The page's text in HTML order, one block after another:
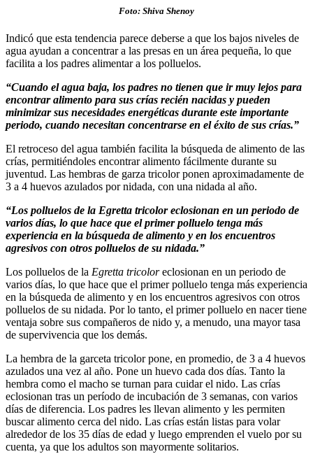
Foto: Shiva Shenoy
Indicó que esta tendencia parece deberse a que los bajos niveles de
agua ayudan a concentrar a las presas en un área pequeña, lo que
facilita a los padres alimentar a los polluelos.
“Cuando el agua baja, los padres no tienen que ir muy lejos para
encontrar alimento para sus crías recién nacidas y pueden
minimizar sus necesidades energéticas durante este importante
periodo, cuando necesitan concentrarse en el éxito de sus crías.”
El retroceso del agua también facilita la búsqueda de alimento de las
crías, permitiéndoles encontrar alimento fácilmente durante su
juventud. Las hembras de garza tricolor ponen aproximadamente de
3 a 4 huevos azulados por nidada, con una nidada al año.
“Los polluelos de la Egretta tricolor eclosionan en un periodo de
varios días, lo que hace que el primer polluelo tenga más
experiencia en la búsqueda de alimento y en los encuentros
agresivos con otros polluelos de su nidada.”
Los polluelos de la Egretta tricoloreclosionan en un periodo de
varios días, lo que hace que el primer polluelo tenga más experiencia
en la búsqueda de alimento y en los encuentros agresivos con otros
polluelos de su nidada. Por lo tanto, el primer polluelo en nacer tiene
ventaja sobre sus compañeros de nido y, a menudo, una mayor tasa
de supervivencia que los demás.
La hembra de la garceta tricolor pone, en promedio, de 3 a 4 huevos
azulados una vez al año. Pone un huevo cada dos días. Tanto la
hembra como el macho se turnan para cuidar el nido. Las crías
eclosionan tras un período de incubación de 3 semanas, con varios
días de diferencia. Los padres les llevan alimento y les permiten
buscar alimento cerca del nido. Las crías están listas para volar
alrededor de los 35 días de edad y luego emprenden el vuelo por su
cuenta, ya que los adultos son mayormente solitarios.